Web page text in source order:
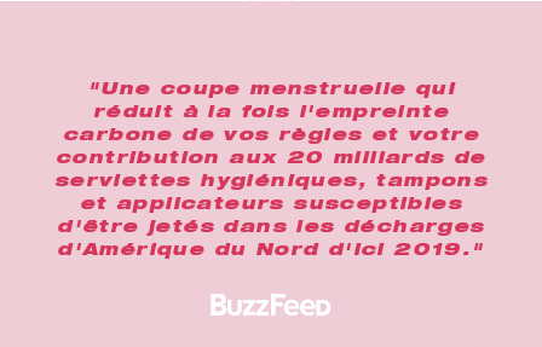
"Une coupe menstruelle qui
réduit à la fois l'empreinte
carbone de vos règles et votre
contribution aux 20 milliards de
serviettes hygiéniques, tampons
et applicateurs susceptibles
d'être jetés dans les décharges
d'Amérique du Nord d'ici 2019."